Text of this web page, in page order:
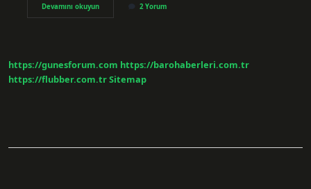
Devamını okuyunÇalışan
Deneyimi
2 Yorum
https://gunesforum.com https://barohaberleri.com.tr
https://flubber.com.trSitemap